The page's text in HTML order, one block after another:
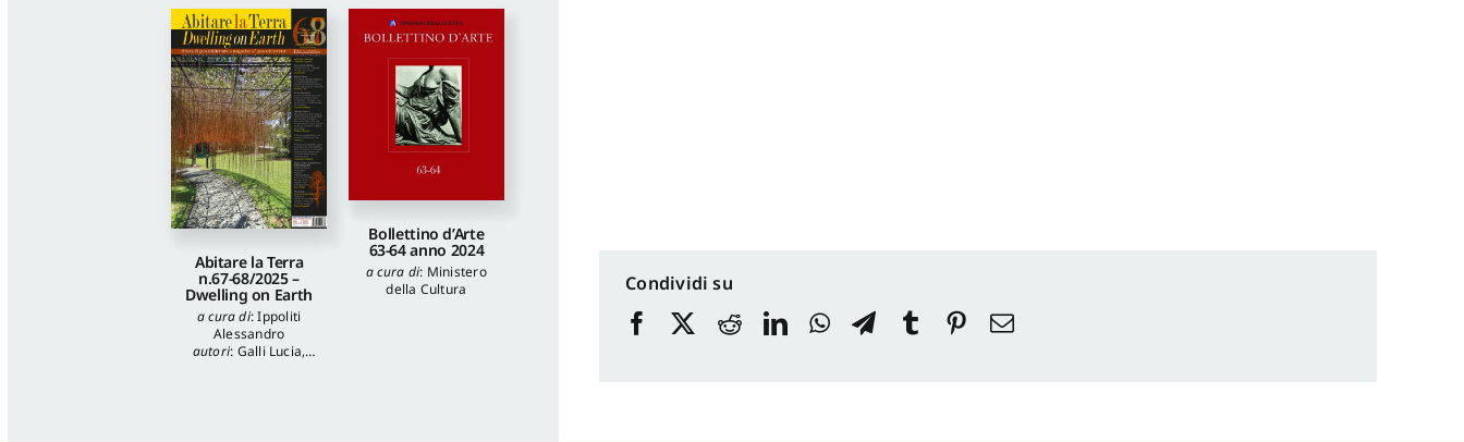
Abitare la Terra
n.67-68/2025 –
Dwelling on Earth
a cura di:Ippoliti
Alessandro
autori: Galli Lucia,
Bollettino d’Arte
63-64 anno 2024
a cura di: Ministero
della Cultura
Condividi su